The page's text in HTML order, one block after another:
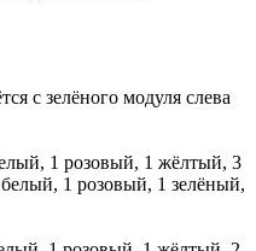
с зелёного модуля слева
1 розовый, 1 жёлтый, 3
1 розовый, 1 зелёный,